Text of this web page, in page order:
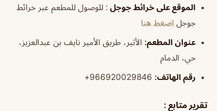
الموقع على خرائط جوجل : للوصول للمطعم عبر خرائط
جوجل اضغط هنا
عنوان المطعم: الأثير، طريق الأمير نايف بن عبدالعزيز،
حي، الدمام
رقم الهاتف:
تقرير متابع :